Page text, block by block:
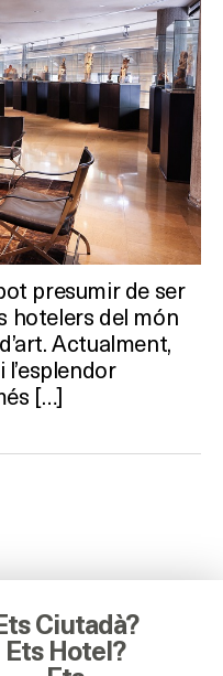
presumir de ser
hotelers del món
Actualment,
[…]
Ciutadà?
Ets Hotel?